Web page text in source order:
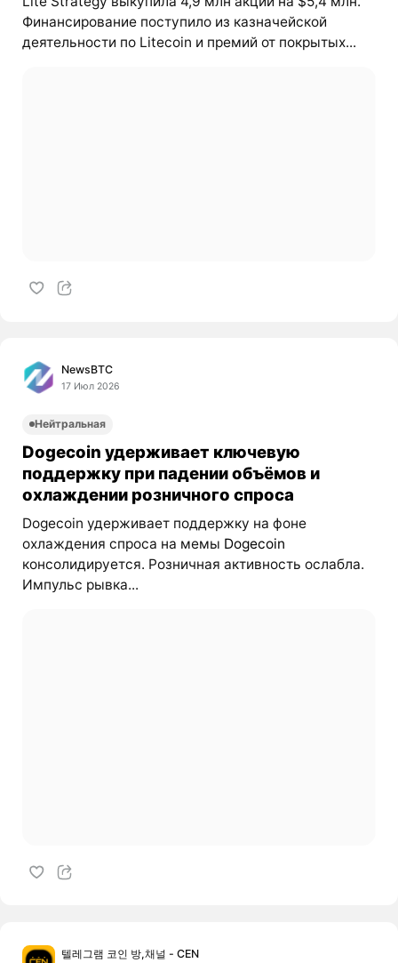
Финансирование поступило из казначейской
деятельности по Litecoin и премий от покрытых...
NewsBTC
17 Июл 2026
Нейтральная
Dogecoin удерживает ключевую
поддержку при падении объёмов и
охлаждении розничного спроса
Dogecoin удерживает поддержку на фоне
охлаждения спроса на мемы Dogecoin
консолидируется. Розничная активность ослабла.
Импульс рывка...
텔레그램 코인 방,채널 - CEN